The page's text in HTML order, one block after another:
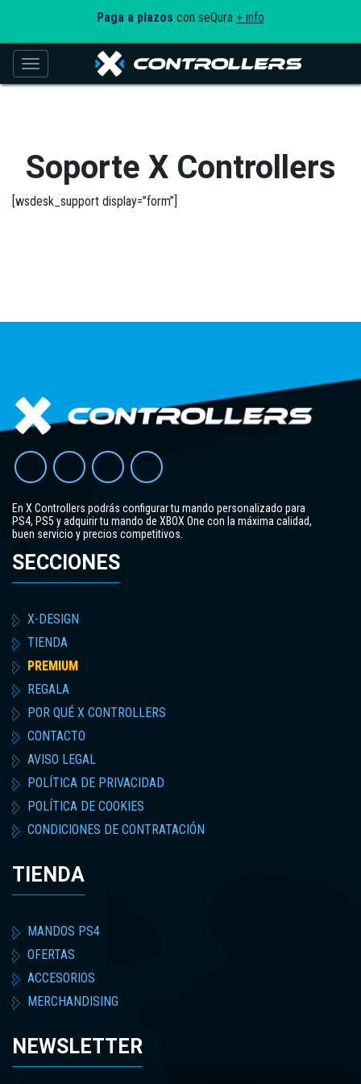
Paga a plazos con seQura + info
Toggle navigation
Soporte X Controllers
[wsdesk_support display=”form”]
En X Controllers podrás configurar tu mando personalizado para
PS4, PS5 y adquirir tu mando de XBOX One con la máxima calidad,
buen servicio y precios competitivos.
SECCIONES
X-DESIGN
TIENDA
PREMIUM
REGALA
POR QUÉ X CONTROLLERS
CONTACTO
AVISO LEGAL
POLÍTICA DE PRIVACIDAD
POLÍTICA DE COOKIES
CONDICIONES DE CONTRATACIÓN
TIENDA
MANDOS PS4
OFERTAS
ACCESORIOS
MERCHANDISING
NEWSLETTER